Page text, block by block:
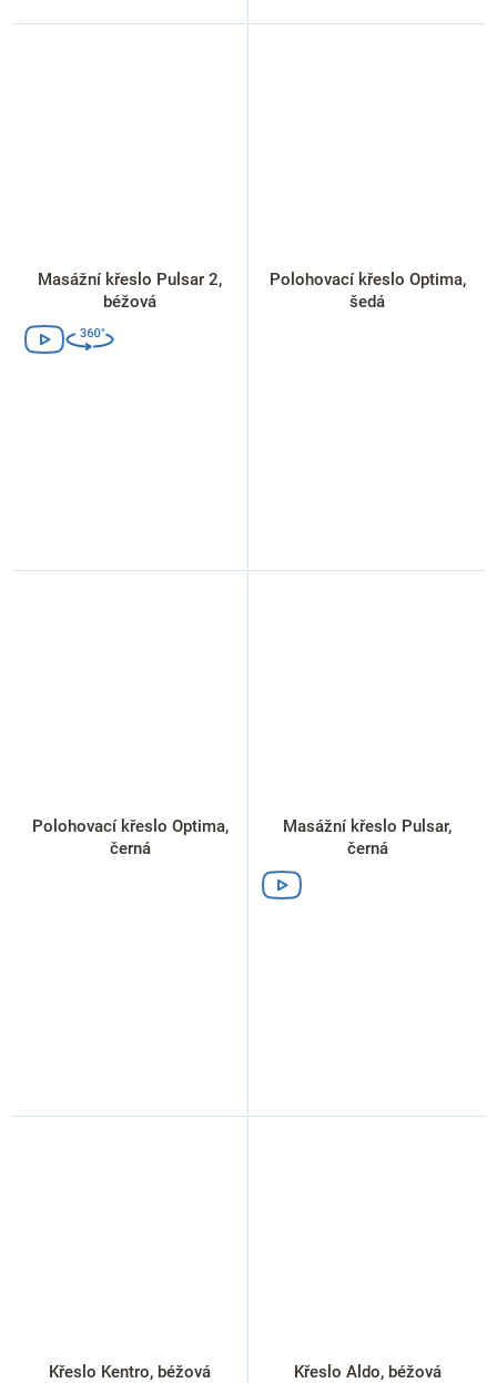
Masážní křeslo Pulsar 2,
béžová
Polohovací křeslo Optima,
šedá
Polohovací křeslo Optima,
černá
Masážní křeslo Pulsar,
černá
Křeslo Kentro, béžová Křeslo Aldo, béžová